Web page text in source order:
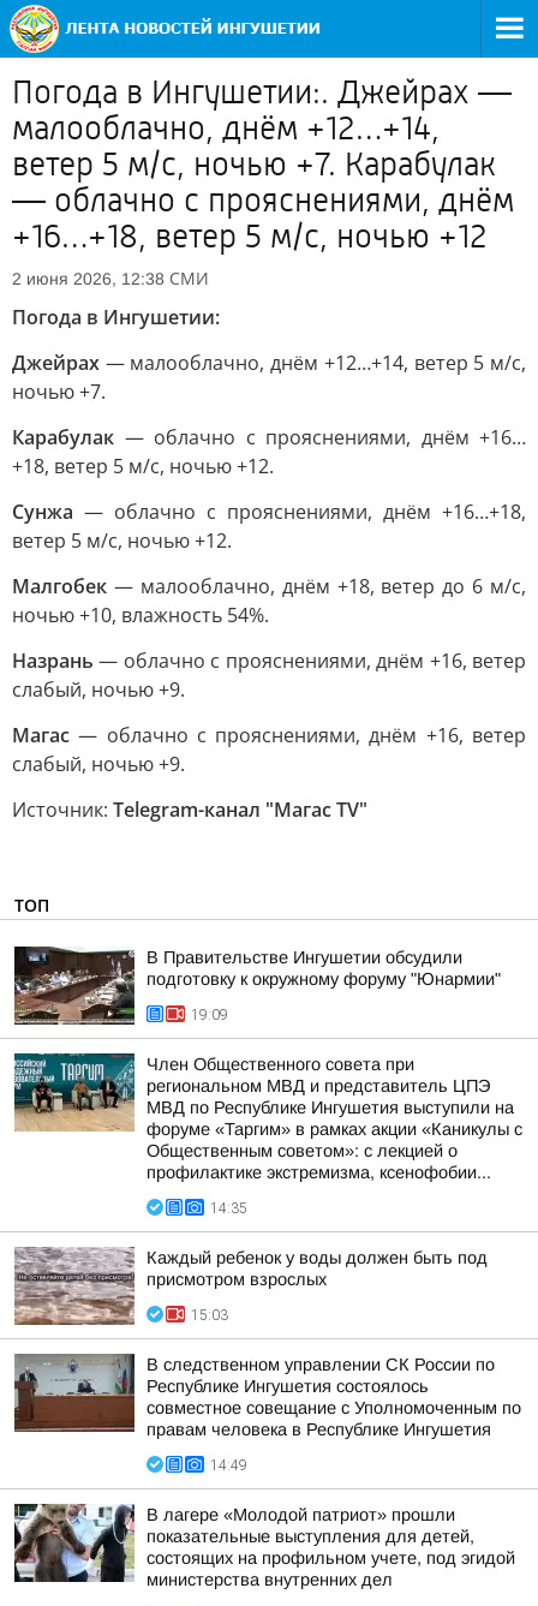
Погода в Ингушетии:. Джейрах —
малооблачно, днём +12…+14,
ветер 5 м/с, ночью +7. Карабулак
— облачно с прояснениями, днём
+16…+18, ветер 5 м/с, ночью +12
2 июня 2026, 12:38 СМИ
Погода в Ингушетии:
Джейрах — малооблачно, днём +12…+14, ветер 5 м/с,
ночью +7.
Карабулак — облачно с прояснениями, днём +16…
+18, ветер 5 м/с, ночью +12.
Сунжа — облачно с прояснениями, днём +16…+18,
ветер 5 м/с, ночью +12.
Малгобек — малооблачно, днём +18, ветер до 6 м/с,
ночью +10, влажность 54%.
Назрань — облачно с прояснениями, днём +16, ветер
слабый, ночью +9.
Магас — облачно с прояснениями, днём +16, ветер
слабый, ночью +9.
Источник: Telegram-канал "Магас TV"
ТОП
В Правительстве Ингушетии обсудили
подготовку к окружному форуму "Юнармии"
19:09
Член Общественного совета при
региональном МВД и представитель ЦПЭ
МВД по Республике Ингушетия выступили на
форуме «Таргим» в рамках акции «Каникулы с
Общественным советом»: с лекцией о
профилактике экстремизма, ксенофобии...
14:35
Каждый ребенок у воды должен быть под
присмотром взрослых
15:03
В следственном управлении СК России по
Республике Ингушетия состоялось
совместное совещание с Уполномоченным по
правам человека в Республике Ингушетия
14:49
В лагере «Молодой патриот» прошли
показательные выступления для детей,
состоящих на профильном учете, под эгидой
министерства внутренних дел